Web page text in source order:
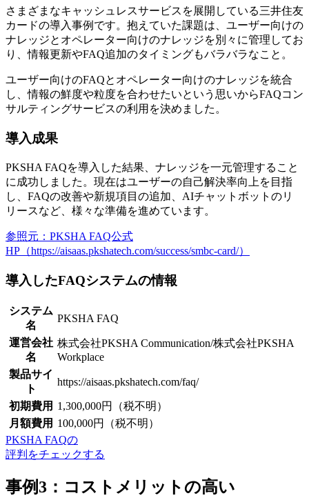
さまざまなキャッシュレスサービスを展開している三井住友
カードの導入事例です。抱えていた課題は、ユーザー向けの
ナレッジとオペレーター向けのナレッジを別々に管理してお
り、情報更新やFAQ追加のタイミングもバラバラなこと。
ユーザー向けのFAQとオペレーター向けのナレッジを統合
し、情報の鮮度や粒度を合わせたいという思いからFAQコン
サルティングサービスの利用を決めました。
導入成果
PKSHA FAQを導入した結果、 ナレッジを一元管理すること
に成功 しました。現在はユーザーの自己解決率向上を目指
し、FAQの改善や新規項目の追加、AIチャットボットのリ
リースなど、様々な準備を進めています。
参照元：PKSHA FAQ公式
HP（https://aisaas.pkshatech.com/success/smbc-card/）
導入したFAQシステムの情報
システム
名
PKSHA FAQ
運営会社
名
株式会社PKSHA Communication/株式会社PKSHA
Workplace
製品サイ
ト
https://aisaas.pkshatech.com/faq/
初期費用 1,300,000円（税不明）
月額費用 100,000円（税不明）
PKSHA FAQの
評判をチェックする
事例3：コストメリットの高い